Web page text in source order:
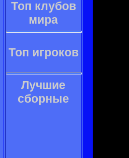
Топ клубов
мира
Топ игроков
Лучшие
сборные